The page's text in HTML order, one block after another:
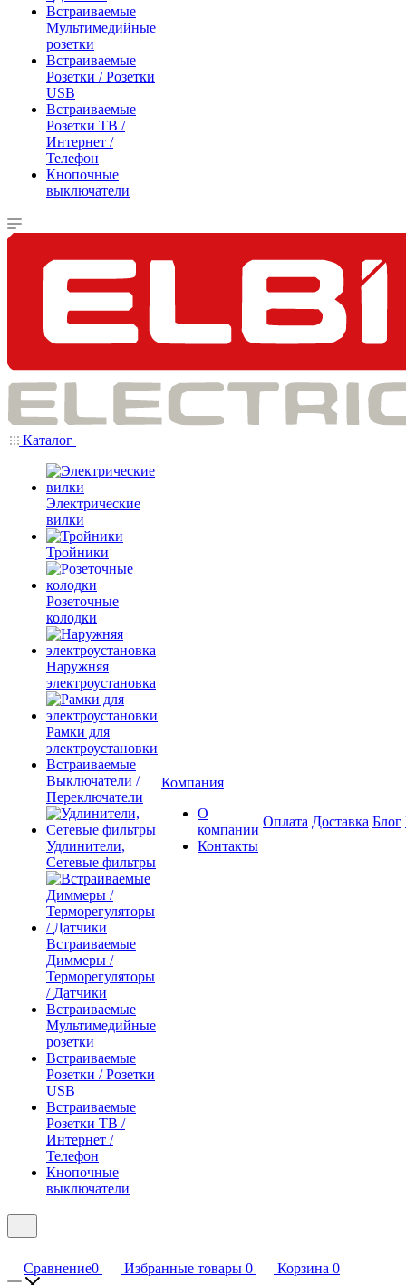
Встраиваемые
Мультимедийные
розетки
Встраиваемые
Розетки / Розетки
USB
Встраиваемые
Розетки ТВ /
Интернет /
Телефон
Кнопочные
выключатели
Каталог
Электрические
вилки
Тройники
Розеточные
колодки
Наружняя
электроустановка
Рамки для
электроустановки
Встраиваемые
Выключатели /
Переключатели
Удлинители,
Сетевые фильтры
Встраиваемые
Диммеры /
Терморегуляторы
/ Датчики
Встраиваемые
Мультимедийные
розетки
Встраиваемые
Розетки / Розетки
USB
Встраиваемые
Розетки ТВ /
Интернет /
Телефон
Кнопочные
выключатели
Компания
О
компании
Контакты
Оплата Доставка Блог
Сравнение0 Избранные товары 0 Корзина 0